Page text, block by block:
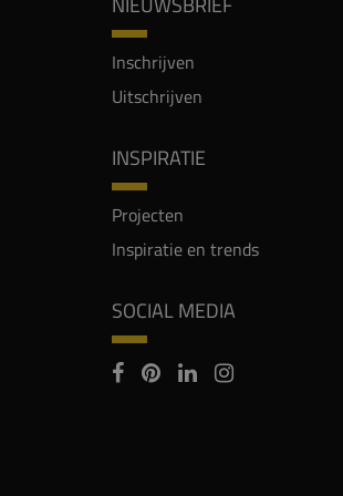
Inschrijven
Uitschrijven
INSPIRATIE
Projecten
Inspiratie en trends
SOCIAL MEDIA